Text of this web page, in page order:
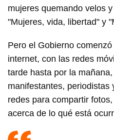
mujeres quemando velos
"Mujeres, vida, libertad" y
Pero el Gobierno
internet, con las redes
tarde hasta por la
manifestantes, periodistas
redes para compartir
acerca de lo qué está